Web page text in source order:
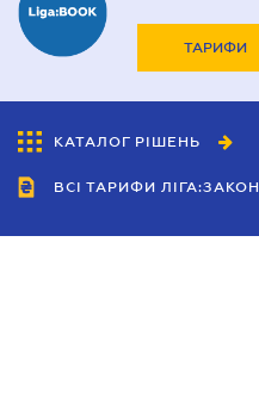
ТАРИФИ
КАТАЛОГ РІШЕНЬ
ВСІ ТАРИФИ ЛІГА:ЗАКОН